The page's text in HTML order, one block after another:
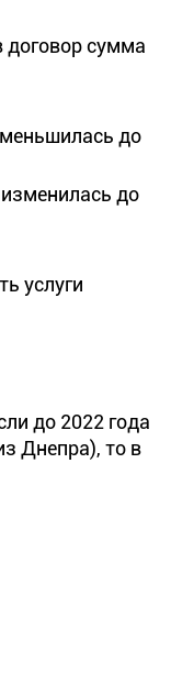
договор сумма
до
до
услуги
до 2022 года
Днепра), то в